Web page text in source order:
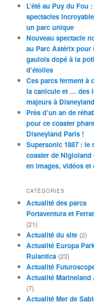
L’été au Puy du Fou
spectacles
un parc unique
Nouveau spectacle
au Parc Astérix pour
gaulois dopé à la
d’étoiles
Ces parcs ferment à
la canicule et … des
majeurs à
Près d’un an de
pour ce coaster
Disneyland Paris !
Supersonic 1887 : le
coaster de Nigloland
en images, vidéos et
CATÉGORIES
Actualité des parcs
Portaventura et
(21)
Actualité du site (2)
Actualité Europa
Rulantica (23)
Actualité
Actualité Marineland
(7)
Actualité Mer de